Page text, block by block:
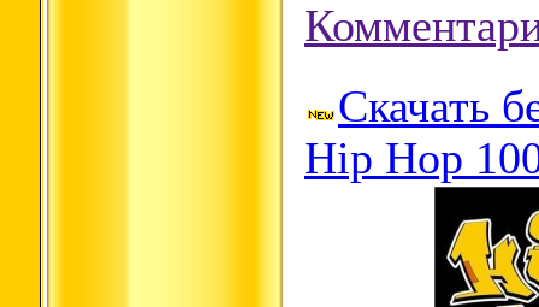
Скачать
Hip Hop